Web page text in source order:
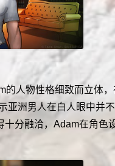
人物性格细致而立体
亚洲男人在白人眼中并
分融洽，Adam在角色